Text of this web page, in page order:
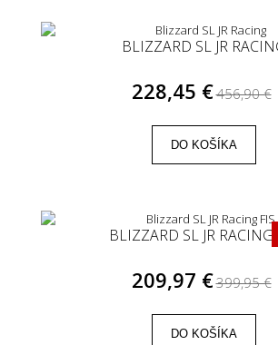
BLIZZARD SL JR
228,45 €456,90 €
DO KOŠÍKA
BLIZZARD SL JR RACING
209,97 €399,95 €
DO KOŠÍKA